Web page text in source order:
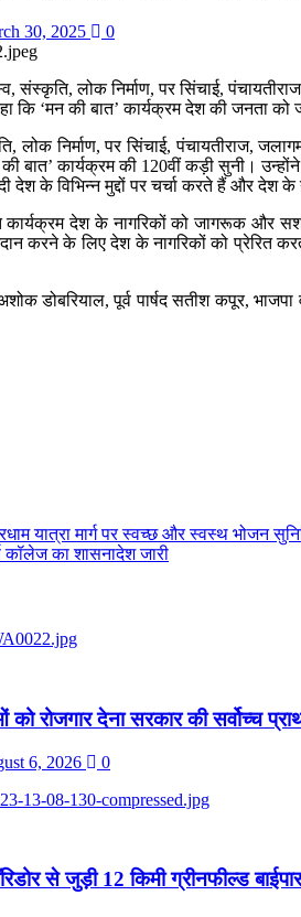
30, 2025 0
संस्कृति, लोक निर्माण, पर सिंचाई,
कि ‘मन की बात’ कार्यक्रम देश की जनता
लोक निर्माण, पर सिंचाई, पंचायतीराज,
की बात’ कार्यक्रम की 120वीं कड़ी सुनी।
देश के विभिन्न मुद्दों पर चर्चा करते हैं और
कार्यक्रम देश के नागरिकों को जागरूक और
करने के लिए देश के नागरिकों को प्रेरित
डोबरियाल, पूर्व पार्षद सतीश कपूर,
यात्रा मार्ग पर स्वच्छ और स्वस्थ भोजन
कॉलेज का शासनादेश जारी
रोजगार देना सरकार की सर्वोच्च
6, 2026 0
से जुड़ी 12 किमी ग्रीनफील्ड